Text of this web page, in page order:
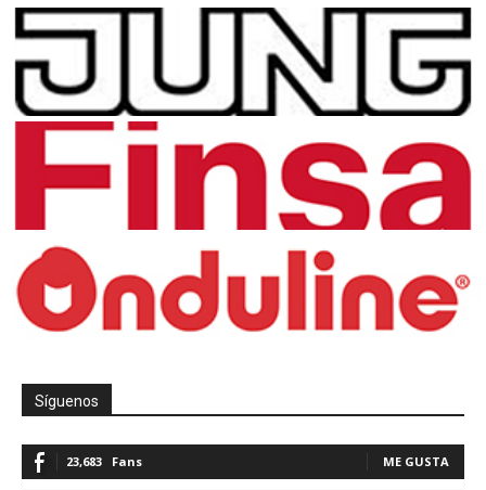
Síguenos
23,683 Fans ME GUSTA